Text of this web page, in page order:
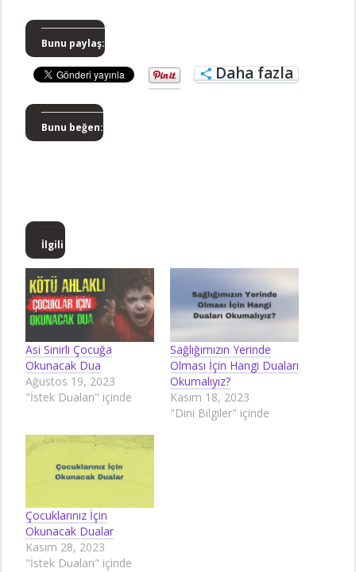
Bunu paylaş:
Daha fazla
Bunu beğen:
İlgili
Asi Sinirli Çocuğa
Okunacak Dua
Ağustos 19, 2023
"İstek Duaları" içinde
Sağlığımızın Yerinde
Olması İçin Hangi Duaları
Okumalıyız?
Kasım 18, 2023
"Dini Bilgiler" içinde
Çocuklarınız İçin
Okunacak Dualar
Kasım 28, 2023
"İstek Duaları" içinde